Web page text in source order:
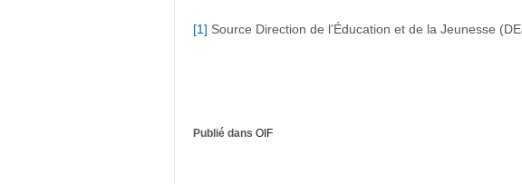
[1] Source Direction de l’Éducation et de la Jeunesse
Publié dans OIF